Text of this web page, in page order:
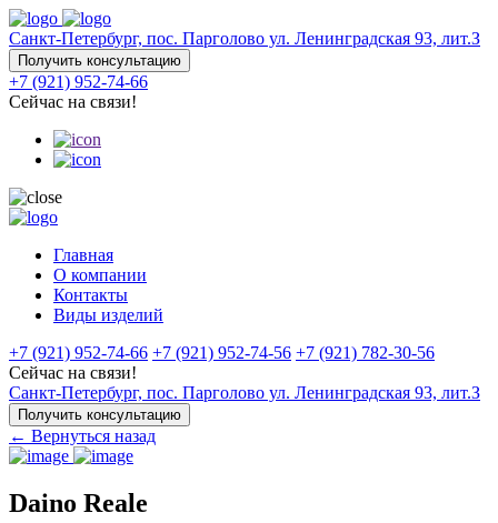
Санкт-Петербург, пос. Парголово ул. Ленинградская 93, лит.З
Получить консультацию
+7 (921) 952-74-66
Сейчас на связи!
Главная
О компании
Контакты
Виды изделий
+7 (921) 952-74-66 +7 (921) 952-74-56 +7 (921) 782-30-56
Сейчас на связи!
Санкт-Петербург, пос. Парголово ул. Ленинградская 93, лит.З
Получить консультацию
← Вернуться назад
Daino Reale